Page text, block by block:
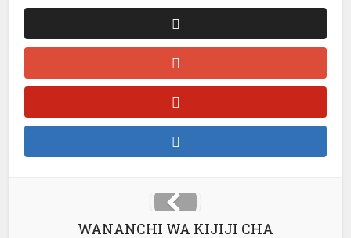
WANANCHI WA KIJIJI CHA